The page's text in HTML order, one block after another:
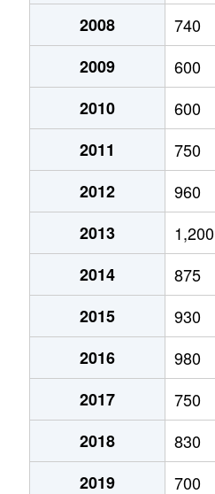
2008
740
2009
600
2010
600
2011
750
2012
960
2013
1,200
2014
875
2015
930
2016
980
2017
750
2018
830
2019
700